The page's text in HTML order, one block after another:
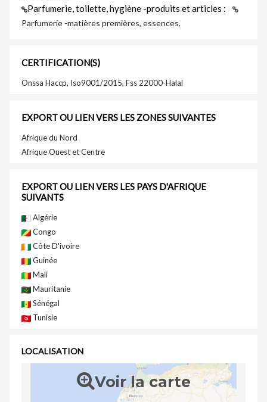
Parfumerie, toilette, hygiène -produits et articles :
Parfumerie -matières premières, essences,
CERTIFICATION(S)
Onssa Haccp, Iso9001/2015, Fss 22000-Halal
EXPORT OU LIEN VERS LES ZONES SUIVANTES
Afrique du Nord
Afrique Ouest et Centre
EXPORT OU LIEN VERS LES PAYS D'AFRIQUE
SUIVANTS
Algérie
Congo
Côte D'ivoire
Guinée
Mali
Mauritanie
Sénégal
Tunisie
LOCALISATION
Voir la carte